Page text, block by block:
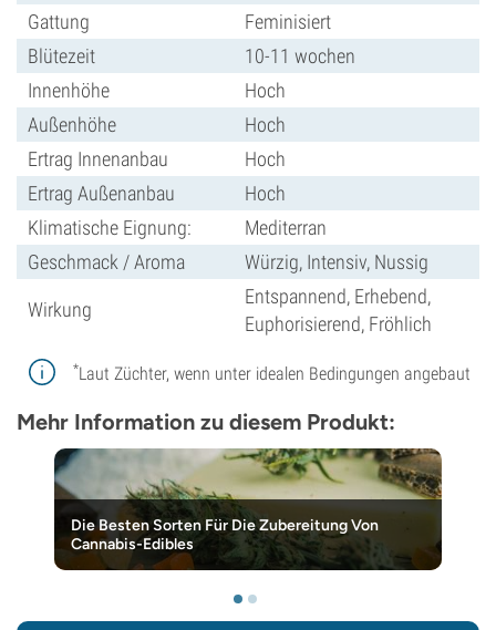
Gattung
Feminisiert
Blütezeit
10-11 wochen
Innenhöhe
Hoch
Außenhöhe
Hoch
Ertrag Innenanbau
Hoch
Ertrag Außenanbau
Hoch
Klimatische Eignung:
Mediterran
Geschmack / Aroma
Würzig, Intensiv, Nussig
Wirkung
Entspannend, Erhebend,
Euphorisierend, Fröhlich
*Laut Züchter, wenn unter idealen Bedingungen angebaut
Mehr Information zu diesem Produkt:
Die Besten Sorten Für Die Zubereitung Von
Cannabis-Edibles